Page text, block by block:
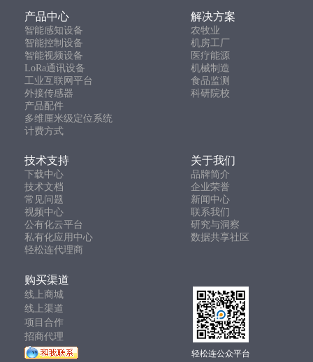
产品中心 解决方案
智能感知设备
农牧业
智能控制设备
机房工厂
智能视频设备
医疗能源
LoRa通讯设备
机械制造
工业互联网平台
食品监测
外接传感器
科研院校
产品配件
多维厘米级定位系统
计费方式
技术支持 关于我们
下载中心
品牌简介
技术文档
企业荣誉
常见问题
新闻中心
视频中心
联系我们
公有化云平台
研究与洞察
私有化应用中心
数据共享社区
轻松连代理商
购买渠道
线上商城
线上渠道
项目合作
招商代理
轻松连公众平台